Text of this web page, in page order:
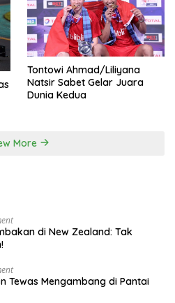
Tontowi Ahmad/Liliyana
Natsir Sabet Gelar Juara
Dunia Kedua
More
di New Zealand: Tak
Tewas Mengambang di Pantai